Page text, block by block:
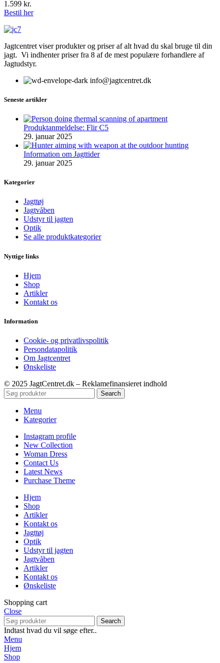
1.599 kr.
Bestil her
Jagtcentret viser produkter og priser af alt hvad du skal bruge til din
jagt. Vi indhenter priser fra 8 af de mest populære forhandlere af
Jagtudstyr.
info@jagtcentret.dk
Seneste artikler
Produktanmeldelse: Flir C5
29. januar 2025
Information om Jagttider
29. januar 2025
Kategorier
Jagttøj
Jagtvåben
Udstyr til jagten
Optik
Se alle produktkategorier
Nyttige links
Hjem
Shop
Artikler
Kontakt os
Information
Cookie- og privatlivspolitik
Persondatapolitik
Om Jagtcentret
Ønskeliste
© 2025 JagtCentret.dk – Reklamefinansieret indhold
Search
Menu
Kategorier
Instagram profile
New Collection
Woman Dress
Contact Us
Latest News
Purchase Theme
Hjem
Shop
Artikler
Kontakt os
Jagttøj
Optik
Udstyr til jagten
Jagtvåben
Artikler
Kontakt os
Ønskeliste
Shopping cart
Close
Search
Indtast hvad du vil søge efter..
Menu
Hjem
Shop